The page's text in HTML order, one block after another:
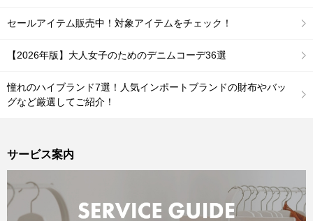
セールアイテム販売中！対象アイテムをチェック！
【2026年版】大人女子のためのデニムコーデ36選
憧れのハイブランド7選！人気インポートブランドの財布やバッ
グなど厳選してご紹介！
サービス案内